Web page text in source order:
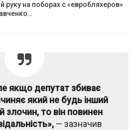
руку на поборах с «евробляхеров»
якщо депутат збиває
який не будь інший
злочин, то він повинен
— зазначив